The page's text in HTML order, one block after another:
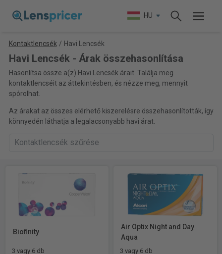
HU
Kontaktlencsék / Havi Lencsék
Havi Lencsék - Árak összehasonlítása
Hasonlítsa össze a(z) Havi Lencsék árait. Találja meg
kontaktlencséit az áttekintésben, és nézze meg, mennyit
spórolhat.
Az árakat az összes elérhető kiszerelésre összehasonlították, így
könnyedén láthatja a legalacsonyabb havi árat.
Biofinity
3 vagy 6 db
Air Optix Night and Day
Aqua
3 vagy 6 db